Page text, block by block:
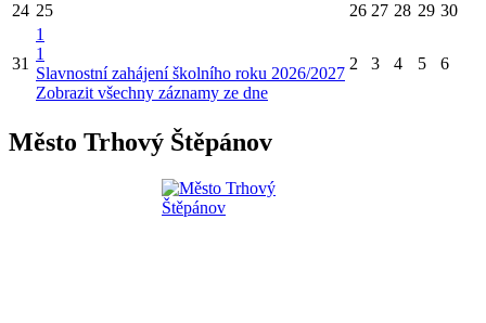
24 25 26 27 28 29 30
31
1
1
Slavnostní zahájení školního roku 2026/2027
Zobrazit všechny záznamy ze dne
2 3 4 5 6
Město Trhový Štěpánov